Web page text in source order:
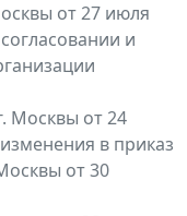
от 27 июля
и
Москвы от 24
в приказ
от 30